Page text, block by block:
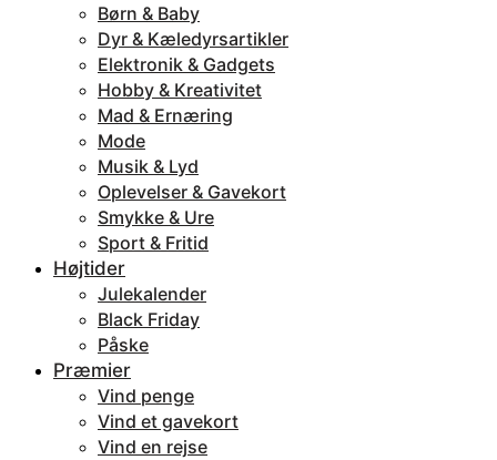
Børn & Baby
Dyr & Kæledyrsartikler
Elektronik & Gadgets
Hobby & Kreativitet
Mad & Ernæring
Mode
Musik & Lyd
Oplevelser & Gavekort
Smykke & Ure
Sport & Fritid
Højtider
Julekalender
Black Friday
Påske
Præmier
Vind penge
Vind et gavekort
Vind en rejse